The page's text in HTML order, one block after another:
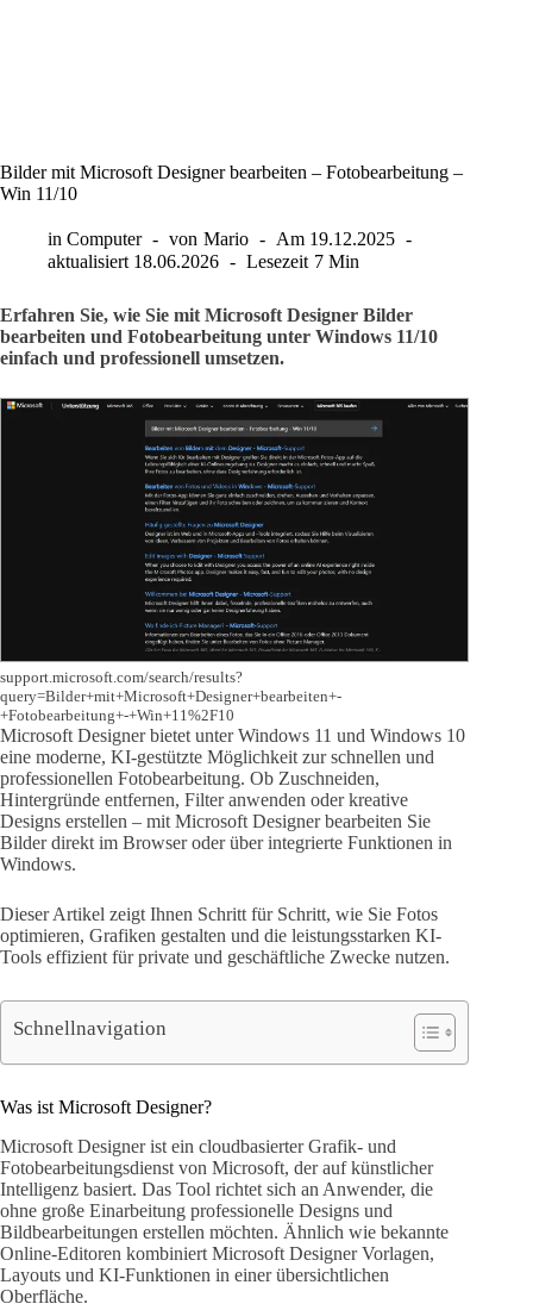
Bilder mit Microsoft Designer bearbeiten – Fotobearbeitung –
Win 11/10
in Computer von Mario Am 19.12.2025
aktualisiert 18.06.2026 Lesezeit 7 Min
Erfahren Sie, wie Sie mit Microsoft Designer Bilder
bearbeiten und Fotobearbeitung unter Windows 11/10
einfach und professionell umsetzen.
support.microsoft.com/search/results?
query=Bilder+mit+Microsoft+Designer+bearbeiten+-
+Fotobearbeitung+-+Win+11%2F10
Microsoft Designer bietet unter Windows 11 und Windows 10
eine moderne, KI-gestützte Möglichkeit zur schnellen und
professionellen Fotobearbeitung. Ob Zuschneiden,
Hintergründe entfernen, Filter anwenden oder kreative
Designs erstellen – mit Microsoft Designer bearbeiten Sie
Bilder direkt im Browser oder über integrierte Funktionen in
Windows.
Dieser Artikel zeigt Ihnen Schritt für Schritt, wie Sie Fotos
optimieren, Grafiken gestalten und die leistungsstarken KI-
Tools effizient für private und geschäftliche Zwecke nutzen.
Schnellnavigation
Was ist Microsoft Designer?
Microsoft Designer ist ein cloudbasierter Grafik- und
Fotobearbeitungsdienst von Microsoft, der auf künstlicher
Intelligenz basiert. Das Tool richtet sich an Anwender, die
ohne große Einarbeitung professionelle Designs und
Bildbearbeitungen erstellen möchten. Ähnlich wie bekannte
Online-Editoren kombiniert Microsoft Designer Vorlagen,
Layouts und KI-Funktionen in einer übersichtlichen
Oberfläche.